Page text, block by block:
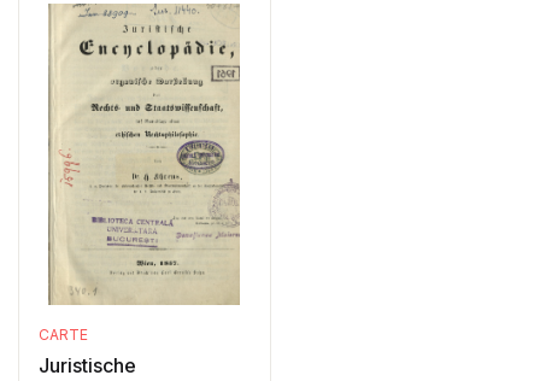
CARTE
Juristische